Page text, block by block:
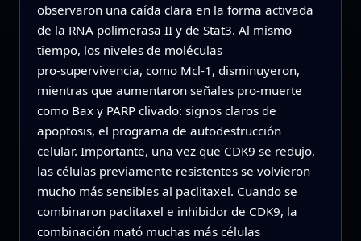
observaron una caída clara en la forma activada
de la RNA polimerasa II y de Stat3. Al mismo
tiempo, los niveles de moléculas
pro‑supervivencia, como Mcl‑1, disminuyeron,
mientras que aumentaron señales pro‑muerte
como Bax y PARP clivado: signos claros de
apoptosis, el programa de autodestrucción
celular. Importante, una vez que CDK9 se redujo,
las células previamente resistentes se volvieron
mucho más sensibles al paclitaxel. Cuando se
combinaron paclitaxel e inhibidor de CDK9, la
combinación mató muchas más células